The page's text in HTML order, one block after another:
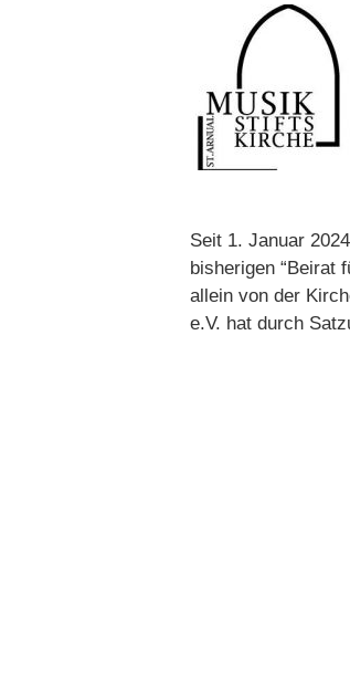
Seit 1. Januar
bisherigen “Beirat
allein von der
e.V. hat durch